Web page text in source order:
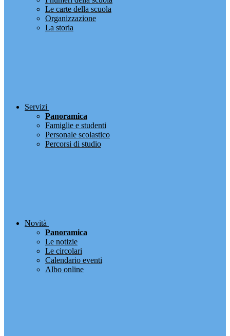
Le carte della scuola
Organizzazione
La storia
Servizi
Panoramica
Famiglie e studenti
Personale scolastico
Percorsi di studio
Novità
Panoramica
Le notizie
Le circolari
Calendario eventi
Albo online